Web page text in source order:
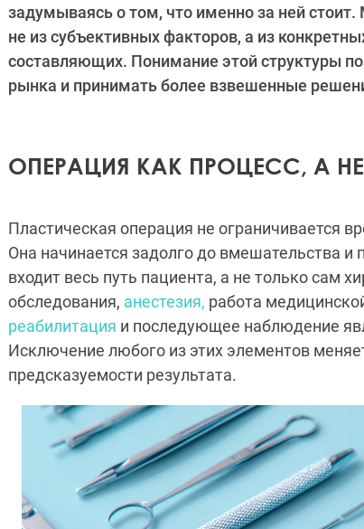
задумываясь о том, что именно за ней
не из субъективных факторов, а из
составляющих. Понимание этой структуры
рынка и принимать более взвешенные
ОПЕРАЦИЯ КАК ПРОЦЕСС, А
Пластическая операция не ограничивается
Она начинается задолго до вмешательства и
входит весь путь пациента, а не только сам
обследования, анестезия, работа
реабилитация и последующее наблюдение
Исключение любого из этих элементов
предсказуемости результата.